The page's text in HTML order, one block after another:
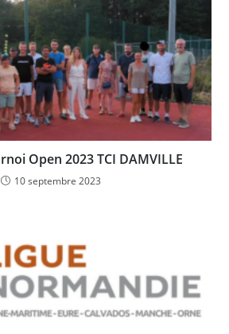
Open 2023 TCI DAMVILLE
10 septembre 2023